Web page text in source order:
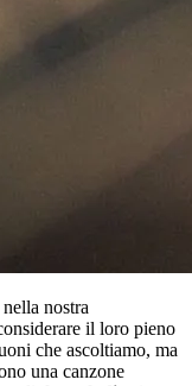
nostra
il loro pieno
che ascoltiamo, ma
una canzone